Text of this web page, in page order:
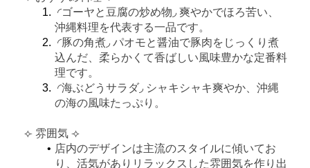
◜ゴーヤと豆腐の炒め物◞ 爽やかでほろ苦い、
沖縄料理を代表する一品です。
◜豚の角煮◞ パオモと醤油で豚肉をじっくり煮
込んだ、柔らかくて香ばしい風味豊かな定番料
理です。
◜海ぶどうサラダ◞ シャキシャキ爽やか、沖縄
の海の風味たっぷり。
⟣ 雰囲気 ⟢
店内のデザインは主流のスタイルに傾いてお
り、活気がありリラックスした雰囲気を作り出